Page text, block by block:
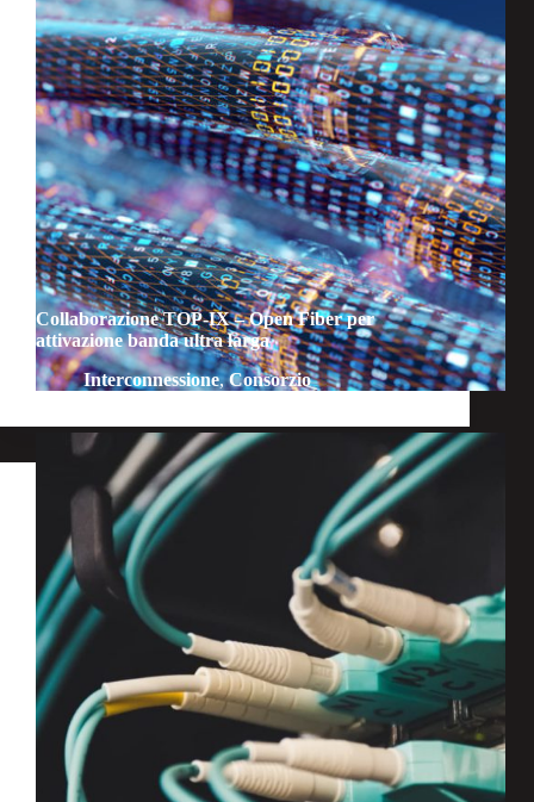
Collaborazione TOP-IX – Open Fiber per
attivazione banda ultra larga
Interconnessione,Consorzio